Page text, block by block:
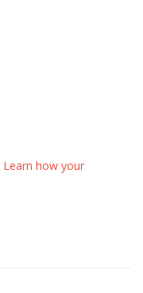
Learn how your